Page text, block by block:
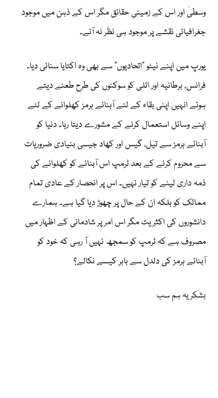
وسطیٰ اور اس کے زمینی حقائق مگر اس کے ذہن میں موجود
جغرافیائی نقشے پر موجود ہی نظر نہ آئے۔
یورپ میں اپنے نیٹو ”اتحادیوں“ سے بھی وہ اکتایا سنائی دیا۔
فرانس، برطانیہ اور اٹلی کو سوکنوں کی طرح طعنے دیتے
ہوئے انہیں اپنی بقاء کے لئے آبنائے ہرمز کھلوانے کے لئے
اپنے وسائل استعمال کرنے کے مشورے دیتا رہا۔ دنیا کو
آبنائے ہرمز سے تیل، گیس اور کھاد جیسی بنیادی ضروریات
سے محروم کرنے کے بعد ٹرمپ اس آبنائے کو کھلوانے کی
ذمہ داری لینے کو تیار نہیں۔ اس پر انحصار کے عادی تمام
ممالک کو بلکہ ان کے حال پر چھوڑ دیا گیا ہے۔ ہمارے
دانشوروں کی اکثریت مگر اس امر پر شادمانی کے اظہار میں
مصروف ہے کہ ٹرمپ کو سمجھ نہیں آ رہی کہ خود کو
آبنائے ہرمز کی دلدل سے باہر کیسے نکالے؟
بشکریہ ہم سب